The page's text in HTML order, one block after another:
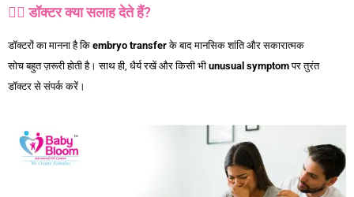
👩‍⚕️ डॉक्टर क्या सलाह देते हैं?
डॉक्टरों का मानना है कि embryo transferके बाद मानसिक शांति और सकारात्मक
सोच बहुत ज़रूरी होती है। साथ ही, धैर्य रखें और किसी भी unusual symptomपर तुरंत
डॉक्टर से संपर्क करें।